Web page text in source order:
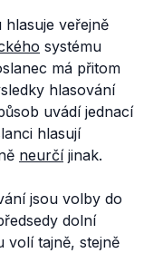
veřejně
systému
má přitom
hlasování
uvádí jednací
hlasují
neurčíjinak.
jsou volby do
dolní
volí tajně, stejně